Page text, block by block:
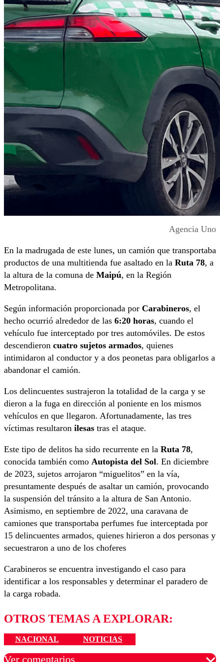
Agencia Uno
En la madrugada de este lunes, un camión que transportaba
productos de una multitienda fue asaltado en la Ruta 78, a
la altura de la comuna de Maipú, en la Región
Metropolitana.
Según información proporcionada por Carabineros, el
hecho ocurrió alrededor de las 6:20 horas, cuando el
vehículo fue interceptado por tres automóviles. De estos
descendieron cuatro sujetos armados, quienes
intimidaron al conductor y a dos peonetas para obligarlos a
abandonar el camión.
Los delincuentes sustrajeron la totalidad de la carga y se
dieron a la fuga en dirección al poniente en los mismos
vehículos en que llegaron. Afortunadamente, las tres
víctimas resultaron ilesas tras el ataque.
Este tipo de delitos ha sido recurrente en la Ruta 78,
conocida también como Autopista del Sol. En diciembre
de 2023, sujetos arrojaron “miguelitos” en la vía,
presuntamente después de asaltar un camión, provocando
la suspensión del tránsito a la altura de San Antonio.
Asimismo, en septiembre de 2022, una caravana de
camiones que transportaba perfumes fue interceptada por
15 delincuentes armados, quienes hirieron a dos personas y
secuestraron a uno de los choferes
Carabineros se encuentra investigando el caso para
identificar a los responsables y determinar el paradero de
la carga robada.
OTROS TEMAS A EXPLORAR:
NACIONAL NOTICIAS
Ver comentarios